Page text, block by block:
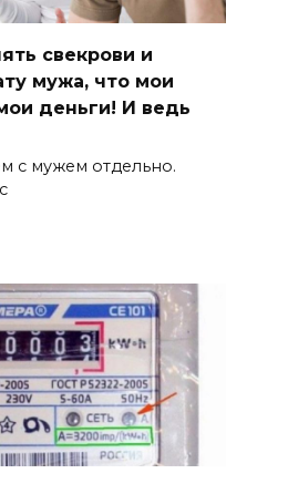
свекрови и
мужа, что мои
деньги! И ведь
с мужем отдельно.